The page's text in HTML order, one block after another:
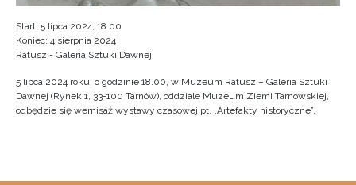
Start: 5 lipca 2024, 18:00
Koniec: 4 sierpnia 2024
Ratusz - Galeria Sztuki Dawnej
5 lipca 2024 roku, o godzinie 18.00, w Muzeum Ratusz – Galeria Sztuki
Dawnej (Rynek 1, 33-100 Tarnów), oddziale Muzeum Ziemi Tarnowskiej,
odbędzie się wernisaż wystawy czasowej pt. „Artefakty historyczne”.